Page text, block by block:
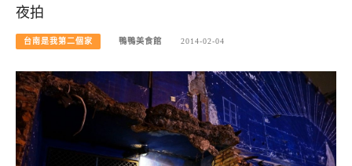
夜拍
台南是我第二個家 鴨鴨美食館 2014-02-04